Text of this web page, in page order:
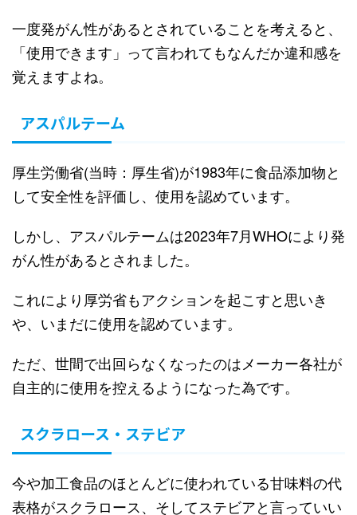
一度発がん性があるとされていることを考えると、
「使用できます」って言われてもなんだか違和感を
覚えますよね。
アスパルテーム
厚生労働省(当時：厚生省)が1983年に食品添加物と
して安全性を評価し、使用を認めています。
しかし、アスパルテームは2023年7月WHOにより発
がん性があるとされました。
これにより厚労省もアクションを起こすと思いき
や、いまだに使用を認めています。
ただ、世間で出回らなくなったのはメーカー各社が
自主的に使用を控えるようになった為です。
スクラロース・ステビア
今や加工食品のほとんどに使われている甘味料の代
表格がスクラロース、そしてステビアと言っていい